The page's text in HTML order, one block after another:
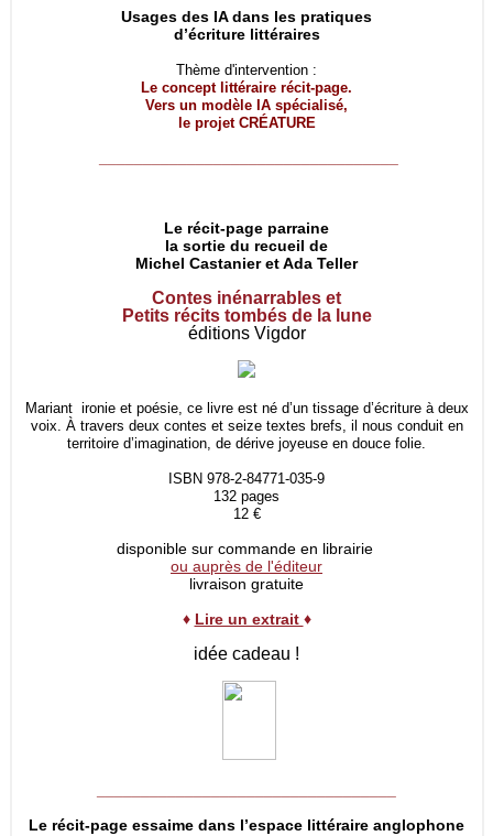
Usages des IA dans les pratiques
d’écriture littéraires
Thème d'intervention :
Le concept littéraire récit-page.
Vers un modèle IA spécialisé,
le projet CRÉATURE
Le récit-page parraine
la sortie du recueil de
Michel Castanier et Ada Teller
Contes inénarrables et
Petits récits tombés de la lune
éditions Vigdor
Mariant ironie et poésie, ce livre est né d’un tissage d’écriture à deux
voix. À travers deux contes et seize textes brefs, il nous conduit en
territoire d’imagination, de dérive joyeuse en douce folie.
ISBN 978-2-84771-035-9
132 pages
12 €
disponible sur commande en librairie
ou auprès de l'éditeur
livraison gratuite
♦ Lire un extrait ♦
idée cadeau !
Le récit-page essaime dans l’espace littéraire anglophone